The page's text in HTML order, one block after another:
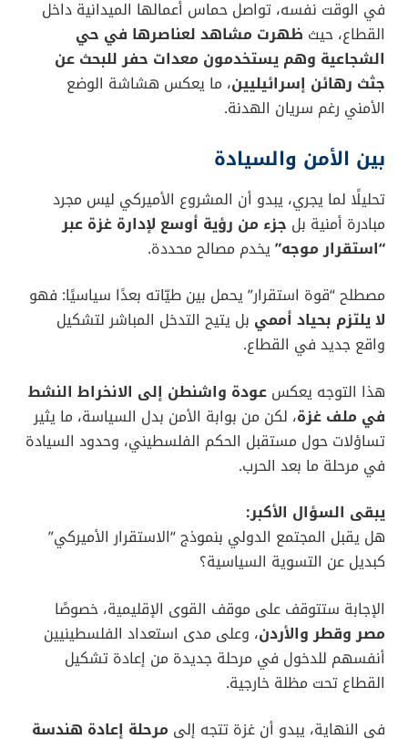
في الوقت نفسه، تواصل حماس أعمالها الميدانية داخل
القطاع، حيث ظهرت مشاهد لعناصرها في حي
الشجاعية وهم يستخدمون معدات حفر للبحث عن
جثث رهائن إسرائيليين، ما يعكس هشاشة الوضع
الأمني رغم سريان الهدنة.
بين الأمن والسيادة
تحليلًا لما يجري، يبدو أن المشروع الأميركي ليس مجرد
مبادرة أمنية بل جزء من رؤية أوسع لإدارة غزة عبر
“استقرار موجه”يخدم مصالح محددة.
مصطلح “قوة استقرار” يحمل بين طيّاته بعدًا سياسيًا: فهو
لا يلتزم بحياد أممي بل يتيح التدخل المباشر لتشكيل
واقع جديد في القطاع.
هذا التوجه يعكس عودة واشنطن إلى الانخراط النشط
في ملف غزة، لكن من بوابة الأمن بدل السياسة، ما يثير
تساؤلات حول مستقبل الحكم الفلسطيني، وحدود السيادة
في مرحلة ما بعد الحرب.
يبقى السؤال الأكبر:
هل يقبل المجتمع الدولي بنموذج “الاستقرار الأميركي”
كبديل عن التسوية السياسية؟
الإجابة ستتوقف على موقف القوى الإقليمية، خصوصًا
مصر وقطر والأردن، وعلى مدى استعداد الفلسطينيين
أنفسهم للدخول في مرحلة جديدة من إعادة تشكيل
القطاع تحت مظلة خارجية.
في النهاية، يبدو أن غزة تتجه إلى مرحلة إعادة هندسة